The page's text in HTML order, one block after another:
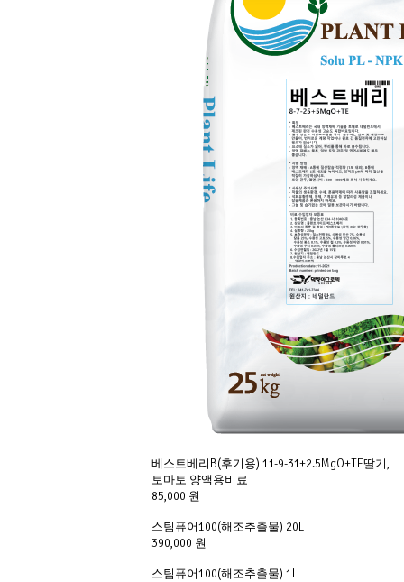
베스트베리B(후기용) 11-9-31+2.5MgO+TE딸기,
토마토 양액용비료
85,000 원
스팀퓨어100(해조추출물) 20L
390,000 원
스팀퓨어100(해조추출물) 1L